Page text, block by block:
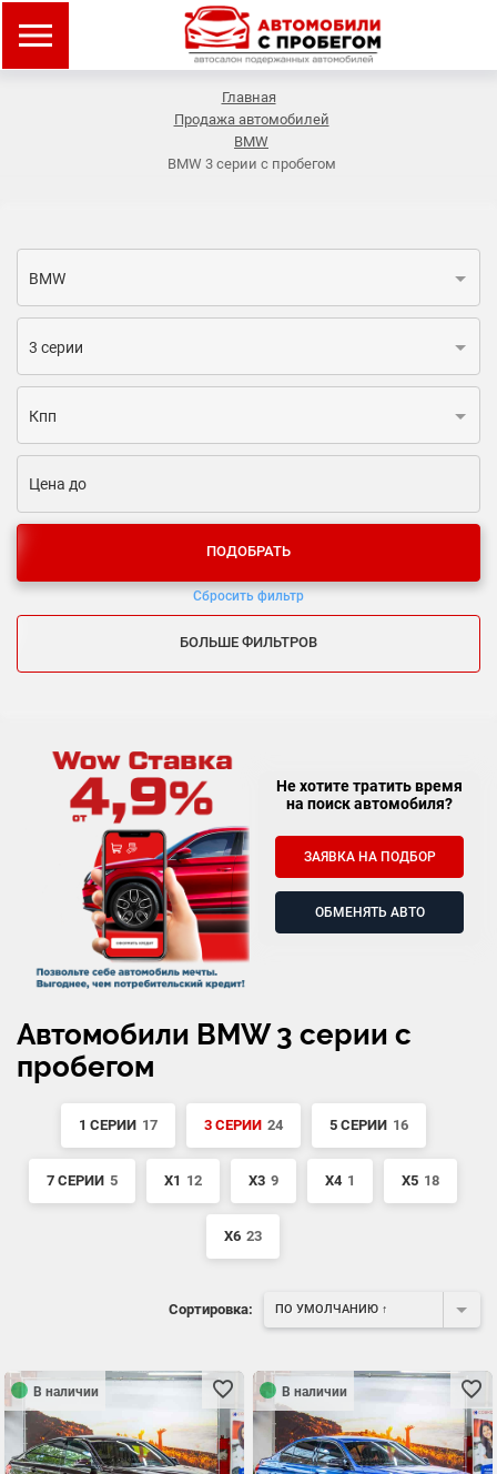
Главная
Продажа автомобилей
BMW
BMW 3 серии с пробегом
BMW
3 серии
Кпп
ПОДОБРАТЬ
Сбросить фильтр
БОЛЬШЕ ФИЛЬТРОВ
Не хотите тратить время
на поиск автомобиля?
ЗАЯВКА НА ПОДБОР
ОБМЕНЯТЬ АВТО
Автомобили BMW 3 серии с
пробегом
1 СЕРИИ 17 3 СЕРИИ 24 5 СЕРИИ 16
7 СЕРИИ 5 X1 12 X3 9 X4 1 X5 18
X6 23
Сортировка: ПО УМОЛЧАНИЮ ↑
В наличии В наличии